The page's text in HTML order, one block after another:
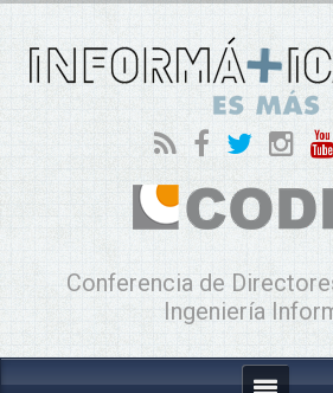
Conferencia de
Ingeniería